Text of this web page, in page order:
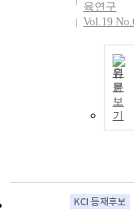
육연구
Vol.19
원
문
보
기